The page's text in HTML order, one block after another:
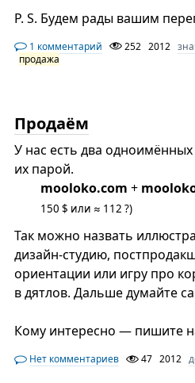
P. S. Будем рады вашим
1 комментарий 252 2012
продажа
Продаём
У нас есть два
их парой.
mooloko.com +
150 $ или ≈ 112 ?)
Так можно назвать
дизайн-студию,
ориентации или игру про
в дятлов. Дальше думайте
Кому интересно — пишите
Нет комментариев 47 2012